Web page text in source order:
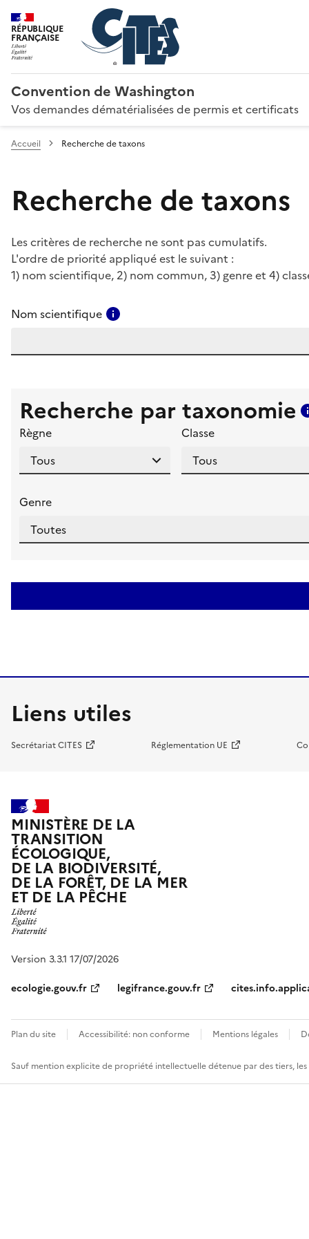
RÉPUBLIQUE
FRANÇAISE
Convention de Washington
Vos demandes dématérialisées de permis et certificats
Accueil Recherche de taxons
Recherche de taxons
Les critères de recherche ne sont pas cumulatifs.
L'ordre de priorité appliqué est le suivant :
1) nom scientifique, 2) nom commun, 3) genre et 4)
Nom scientifique
Recherche par taxonomie
Règne Classe
Genre
Liens utiles
Secrétariat CITES Réglementation UE
MINISTÈRE DE LA
TRANSITION
ÉCOLOGIQUE,
DE LA BIODIVERSITÉ,
DE LA FORÊT, DE LA MER
ET DE LA PÊCHE
Version 3.3.1 17/07/2026
ecologie.gouv.fr
legifrance.gouv.fr
Plan du site Accessibilité: non conforme Mentions légales
Sauf mention explicite de propriété intellectuelle détenue par des tiers,